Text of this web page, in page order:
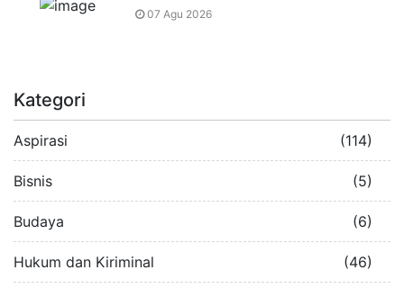
07 Agu 2026
Kategori
Aspirasi (114)
Bisnis (5)
Budaya (6)
Hukum dan Kiriminal (46)